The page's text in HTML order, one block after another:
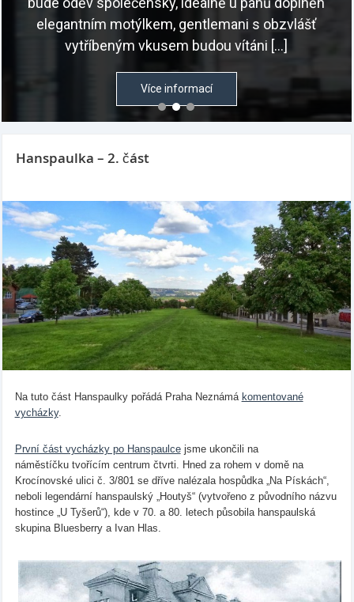
Hanspaulka – 2. část
Na tuto část Hanspaulky pořádá Praha Neznámá komentované
vycházky.
První část vycházky po Hanspaulcejsme ukončili na
náměstíčku tvořícím centrum čtvrti. Hned za rohem v domě na
Krocínovské ulici č. 3/801 se dříve nalézala hospůdka „Na Pískách“,
neboli legendární hanspaulský „Houtyš“ (vytvořeno z původního názvu
hostince „U Tyšerů“), kde v 70. a 80. letech působila hanspaulská
skupina Bluesberry a Ivan Hlas.